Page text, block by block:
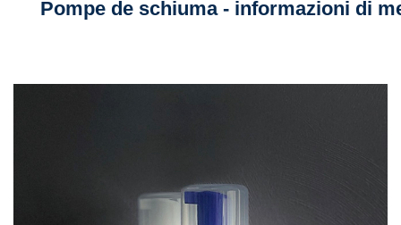
Pompe de schiuma - informazioni di